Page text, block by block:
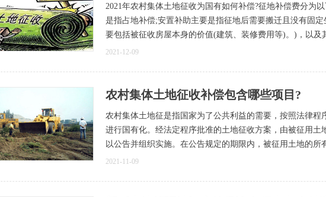
2021年农村集体土地征收为国有如何补偿?征地补偿费分为
是指占地补偿;安置补助主要是指征地后需要搬迁且没有固
要包括被征收房屋本身的价值(建筑、装修费用等)。)，以及
2021-12-09
农村集体土地征收补偿包含哪些项目?
农村集体土地征是指国家为了公共利益的需要，按照法律程
进行国有化。经法定程序批准的土地征收方案，由被征用土
以公告并组织实施。在公告规定的期限内，被征用土地的所
2021-11-09